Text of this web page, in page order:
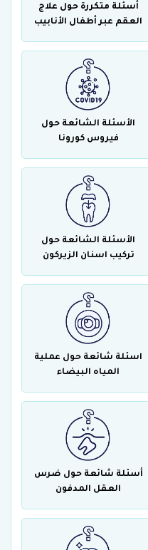
أسئلة متكررة حول علاج
العقم عبر أطفال الأنابيب
الأسئلة الشائعة حول
فيروس كورونا
الأسئلة الشائعة حول
تركيب اسنان الزيركون
اسئلة شائعة حول عملية
المياه البيضاء
أسئلة شائعة حول ضرس
العقل المدفون